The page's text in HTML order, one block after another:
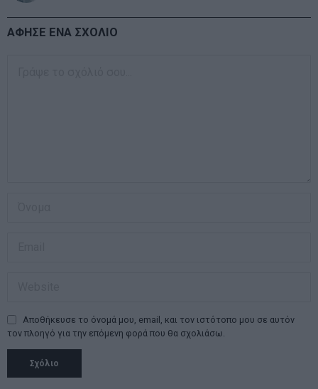
ΑΦΗΣΕ ΕΝΑ ΣΧΟΛΙΟ
Αποθήκευσε το όνομά μου, email, και τον ιστότοπο μου σε αυτόν
τον πλοηγό για την επόμενη φορά που θα σχολιάσω.